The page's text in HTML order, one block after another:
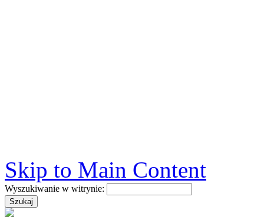
Skip to Main Content
Wyszukiwanie w witrynie: